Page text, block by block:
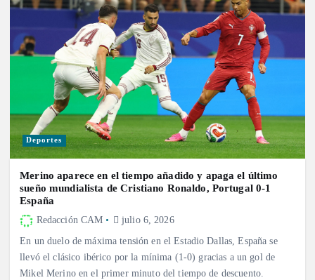
Deportes
Merino aparece en el tiempo añadido y apaga el último
sueño mundialista de Cristiano Ronaldo, Portugal 0-1
España
Redacción CAM julio 6, 2026
En un duelo de máxima tensión en el Estadio Dallas, España se
llevó el clásico ibérico por la mínima (1-0) gracias a un gol de
Mikel Merino en el primer minuto del tiempo de descuento.